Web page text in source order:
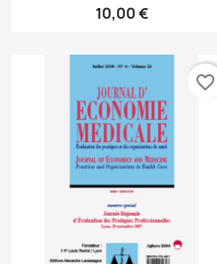
10,00 €
favorite_border